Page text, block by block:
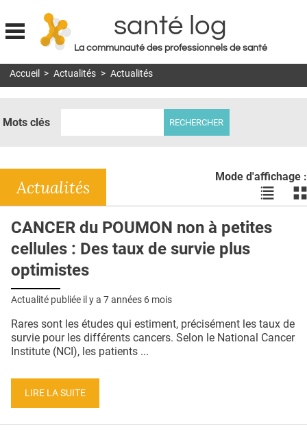
Jump to navigation
santé log
La communauté des professionnels de santé
MON COMPTE
DOSSIERS
RÉSEAUX
E-REVUE SAD
THÉMA
L'APP
PUBLICITÉ
CONTACT
Accueil > Actualités > Actualités
Mots clés
Mode d'affichage :
Voir
les
en
les
Actualités
CANCER du POUMON non à petites
cellules : Des taux de survie plus
optimistes
Actualité publiée il y a 7 années 6 mois
Rares sont les études qui estiment, précisément les taux de
survie pour les différents cancers. Selon le National Cancer
Institute (NCI), les patients ...
LIRE LA SUITE